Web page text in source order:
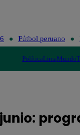
Fútbol peruano
PolíticaLimaMundo
junio: